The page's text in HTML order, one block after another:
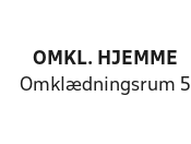
OMKL. HJEMME
Omklædningsrum 5